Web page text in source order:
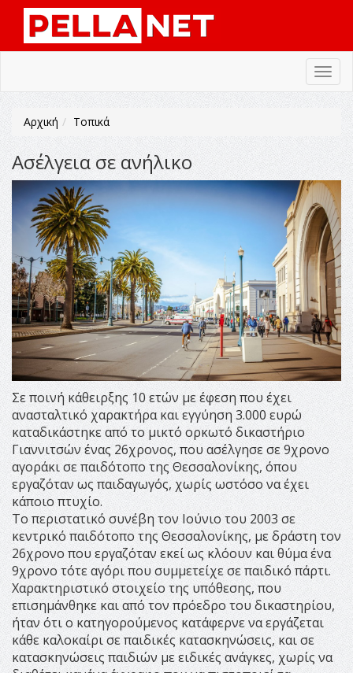
Αρχική Τοπικά
Ασέλγεια σε ανήλικο
Σε ποινή κάθειρξης 10 ετών με έφεση που έχει
ανασταλτικό χαρακτήρα και εγγύηση 3.000 ευρώ
καταδικάστηκε από το μικτό ορκωτό δικαστήριο
Γιαννιτσών ένας 26χρονος, που ασέλγησε σε 9χρονο
αγοράκι σε παιδότοπο της Θεσσαλονίκης, όπου
εργαζόταν ως παιδαγωγός, χωρίς ωστόσο να έχει
κάποιο πτυχίο.
Το περιστατικό συνέβη τον Ιούνιο του 2003 σε
κεντρικό παιδότοπο της Θεσσαλονίκης, με δράστη τον
26χρονο που εργαζόταν εκεί ως κλόουν και θύμα ένα
9χρονο τότε αγόρι που συμμετείχε σε παιδικό πάρτι.
Χαρακτηριστικό στοιχείο της υπόθεσης, που
επισημάνθηκε και από τον πρόεδρο του δικαστηρίου,
ήταν ότι ο κατηγορούμενος κατάφερνε να εργάζεται
κάθε καλοκαίρι σε παιδικές κατασκηνώσεις, και σε
κατασκηνώσεις παιδιών με ειδικές ανάγκες, χωρίς να